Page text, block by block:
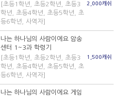
[초등1학년, 초등2학년, 초등3
학년, 초등4학년, 초등5학년, 초
등6학년, 사역자]
2,000캐쉬
나는 하나님의 사람이에요 암송
센터 1~3과 학령기
[초등1학년, 초등2학년, 초등3
학년, 초등4학년, 초등5학년, 초
등6학년, 사역자]
1,500캐쉬
나는 하나님의 사람이에요 게임